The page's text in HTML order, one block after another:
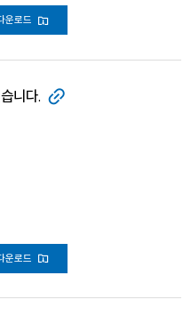
운로드
니다.
운로드